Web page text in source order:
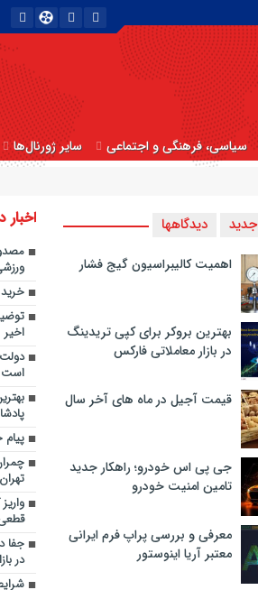
سیاسی، فرهنگی و اجتماعی سایر ژورنال‌ها
جدید دیدگاهها
اهمیت کالیبراسیون گیج فشار
بهترین بروکر برای کپی‌ تریدینگ
در بازار معاملاتی فارکس
قیمت آجیل در ماه های آخر سال
جی پی اس خودرو؛ راهکار جدید
تامین امنیت خودرو
معرفی و بررسی پراپ فرم ایرانی
معتبر آریا اینوستور
اخیر
است
تهران
جفا
در